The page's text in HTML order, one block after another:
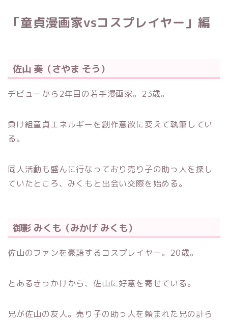
「童貞漫画家vsコスプレイヤー」編
佐山 奏（さやま そう）
デビューから2年目の若手漫画家。23歳。
負け組童貞エネルギーを創作意欲に変えて執筆してい
る。
同人活動も盛んに行なっており売り子の助っ人を探し
ていたところ、みくもと出会い交際を始める。
御影 みくも（みかげ みくも）
佐山のファンを豪語するコスプレイヤー。20歳。
とあるきっかけから、佐山に好意を寄せている。
兄が佐山の友人。売り子の助っ人を頼まれた兄の計ら